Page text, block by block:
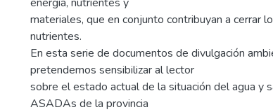
materiales, que en conjunto contribuyan a cerrar
nutrientes.
En esta serie de documentos de divulgación
pretendemos sensibilizar al lector
sobre el estado actual de la situación del agua y
ASADAs de la provincia